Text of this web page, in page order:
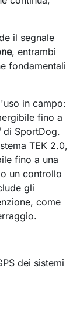
il segnale
, entrambi
fondamentali
in campo:
fino a
di SportDog.
TEK 2.0,
fino a una
un controllo
gli
come
dei sistemi